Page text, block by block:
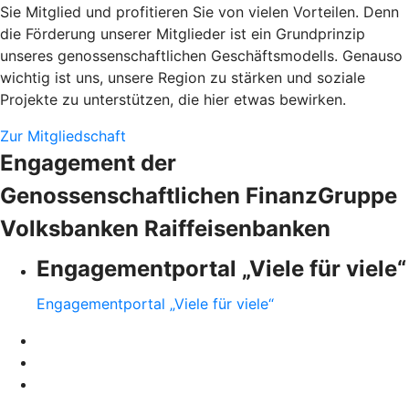
Sie Mitglied und profitieren Sie von vielen Vorteilen. Denn
die Förderung unserer Mitglieder ist ein Grundprinzip
unseres genossenschaftlichen Geschäftsmodells. Genauso
wichtig ist uns, unsere Region zu stärken und soziale
Projekte zu unterstützen, die hier etwas bewirken.
Zur Mitgliedschaft
Engagement der
Genossenschaftlichen FinanzGruppe
Volksbanken Raiffeisenbanken
Engagementportal „Viele für viele“
Engagementportal „Viele für viele“